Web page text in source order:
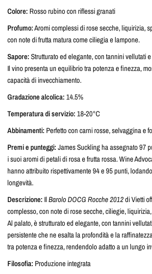
Colore: Rosso rubino con riflessi granati
Profumo:Aromi complessi di rose secche, liquirizia,
con note di frutta matura come ciliegia e lampone.
Sapore:Strutturato ed elegante, con tannini vellutati
Il vino presenta un equilibrio tra potenza e finezza,
capacità di invecchiamento.
Gradazione alcolica:14.5%
Temperatura di servizio:18-20°C
Abbinamenti: Perfetto con carni rosse, selvaggina e
Premi e punteggi:James Suckling ha assegnato 97
i suoi aromi di petali di rosa e frutta rossa. Wine
hanno attribuito rispettivamente 94 e 95 punti,
longevità.
Descrizione: IlBarolo DOCG Rocche 2012di Vietti
complesso, con note di rose secche, ciliegie,
Al palato, è strutturato ed elegante, con tannini
persistente che ne esalta la profondità e la
tra potenza e finezza, rendendolo adatto a un lungo
Filosofia: Produzione integrata